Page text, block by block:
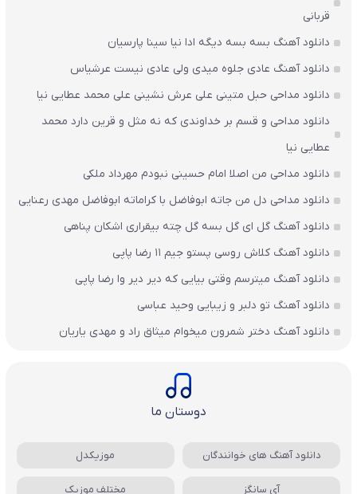
قربانی
دانلود آهنگ بسه بسه دیگه ادا نیا سینا پارسیان
دانلود آهنگ عادی جلوه میدی ولی عادی نیست عرشیاس
دانلود مداحی حبل متینی علی عرش نشینی علی محمد عطایی نیا
دانلود مداحی و قسم بر خداوندی که نه مثل و قرین دارد محمد
عطایی نیا
دانلود مداحی من اصلا امام حسینی نبودم مهرداد ملکی
دانلود مداحی دل من جاته ابوفاضل با کراماته ابوفاضل مهدی رعنایی
دانلود آهنگ گل ای گل بسه گل چته بیقراری اشکان پناهی
دانلود آهنگ کلاش روسی پستو جیم ۱۱ رضا پاپی
دانلود آهنگ میترسم وقتی بیایی که دیر دیر وا رضا پاپی
دانلود آهنگ تو دلبر و زیبایی وحید عباسی
دانلود آهنگ دختر شمرون میخوام میثاق راد و مهدی یاریان
دوستان ما
دانلود آهنگ های خوانندگان موزیکدل
آی سانگز مختلف موزیک